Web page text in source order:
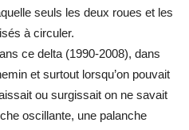
seuls les deux roues et les
à circuler.
ce delta (1990-2008), dans
et surtout lorsqu’on pouvait
ou surgissait on ne savait
oscillante, une palanche